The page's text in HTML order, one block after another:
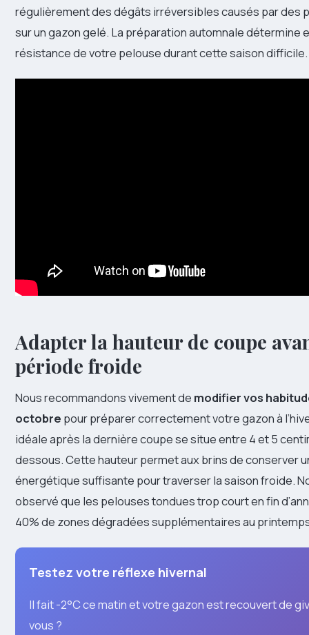
régulièrement des dégâts irréversibles causés par des
sur un gazon gelé. La préparation automnale détermine
résistance de votre pelouse durant cette saison difficile.
Adapter la hauteur de coupe
période froide
Nous recommandons vivement de modifier vos
octobre pour préparer correctement votre gazon à
idéale après la dernière coupe se situe entre 4 et 5
dessous. Cette hauteur permet aux brins de conserver
énergétique suffisante pour traverser la saison froide.
observé que les pelouses tondues trop court en fin
40% de zones dégradées supplémentaires au
Testez votre réflexe hivernal
Il fait -2°C ce matin et votre gazon est recouvert de
vous ?